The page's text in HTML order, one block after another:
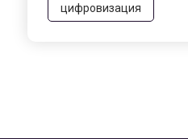
цифровизация